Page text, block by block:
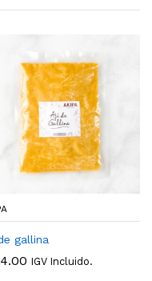
gallina
IGV Incluido.